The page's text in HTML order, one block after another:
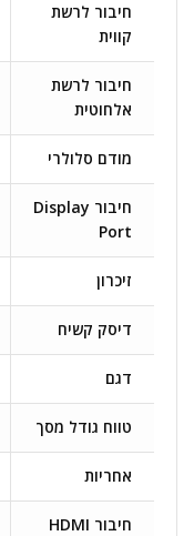
חיבור לרשת
קווית
חיבור לרשת
אלחוטית
מודם סלולרי
חיבור Display
Port
זיכרון
דיסק קשיח
דגם
טווח גודל מסך
אחריות
חיבור HDMI